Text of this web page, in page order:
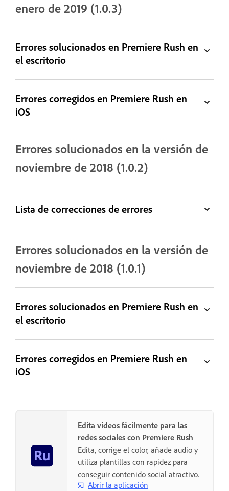
enero de 2019 (1.0.3)
Errores solucionados en Premiere Rush en
el escritorio
Errores corregidos en Premiere Rush en
iOS
Errores solucionados en la versión de
noviembre de 2018 (1.0.2)
Lista de correcciones de errores
Errores solucionados en la versión de
noviembre de 2018 (1.0.1)
Errores solucionados en Premiere Rush en
el escritorio
Errores corregidos en Premiere Rush en
iOS
Edita vídeos fácilmente para las
redes sociales con Premiere Rush
Edita, corrige el color, añade audio y
utiliza plantillas con rapidez para
conseguir contenido social atractivo.
Abrir la aplicación